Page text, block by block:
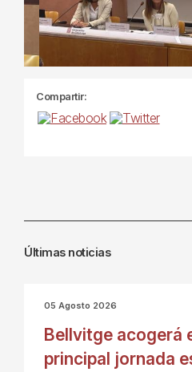
Compartir:
Últimas noticias
05 Agosto 2026
Bellvitge acogerá
principal jornada